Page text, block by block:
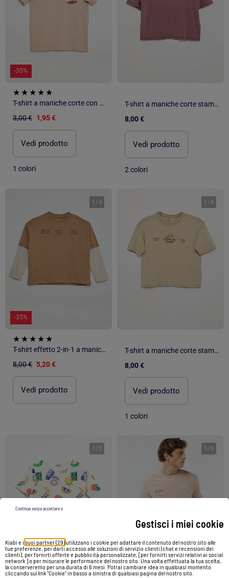
Gestisci i miei cookie
Kiabi e i suoi partner (29)utilizzano i cookie per adattare il contenuto del nostro sito alle
tue preferenze, per darti accesso alle soluzioni di servizio clienti (chat e recensioni dei
clienti), per fornirti offerte e pubblicità personalizzate, [per fornirti servizi relativi ai social
network ] o per misurare le performance del nostro sito. Una volta effettuata la tua scelta,
la conserveremo per una durata di 6 mesi. Potrai cambiare idea in qualsiasi momento
cliccando sul link "Cookie" in basso a sinistra di qualsiasi pagina del nostro sito.
Continua senza accettare x
-35%
T-shirt a maniche corte con stampa fronte/retro
3,00 € 1,95 €
Vedi prodotto
1 colori
T-shirt a maniche corte stampata
8,00 €
Vedi prodotto
2 colori
1 / 3
-35%
T-shirt effetto 2-in-1 a maniche lunghe
8,00 € 5,20 €
Vedi prodotto
1 /4
T-shirt a maniche corte stampata
8,00 €
Vedi prodotto
1 colori
1 / 3
-30%
1 / 5
-40%